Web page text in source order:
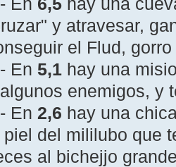
y atravesar,
el Flud,
En 5,1 hay una
enemigos, y
En 2,6 hay una
piel del mililubo que
al bichejjo